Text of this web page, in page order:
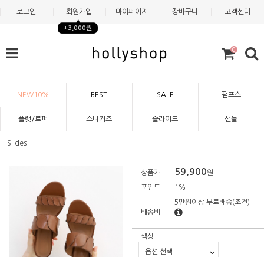
로그인 회원가입
+3,000원
마이페이지 장바구니 고객센터
0
NEW10% BEST SALE 펌프스
플랫/로퍼 스니커즈 슬라이드 샌들
Slides
상품가 59,900원
포인트 1%
배송비
5만원이상 무료배송(조건)
색상